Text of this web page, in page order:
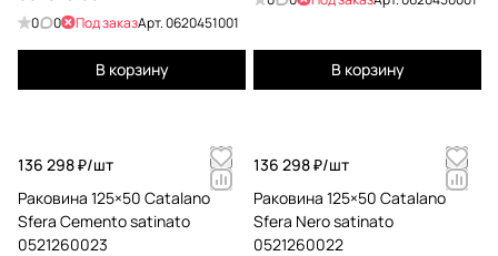
0 0 Под заказАрт.0620451001
В корзину В корзину
136 298 ₽/шт
Раковина 125×50 Catalano
Sfera Cemento satinato
0521260023
136 298 ₽/шт
Раковина 125×50 Catalano
Sfera Nero satinato
0521260022